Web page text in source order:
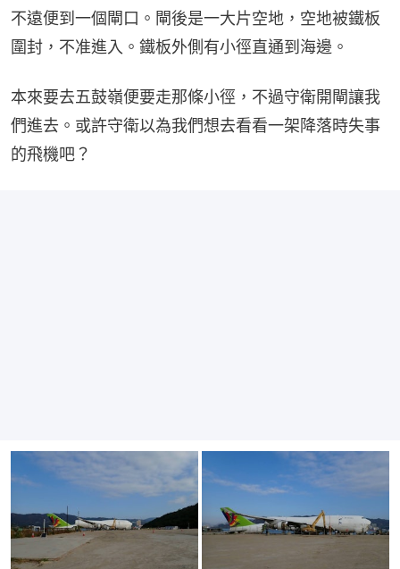
不遠便到一個閘口。閘後是一大片空地，空地被鐵板
圍封，不准進入。鐵板外側有小徑直通到海邊。
本來要去五鼓嶺便要走那條小徑，不過守衛開閘讓我
們進去。或許守衛以為我們想去看看一架降落時失事
的飛機吧？